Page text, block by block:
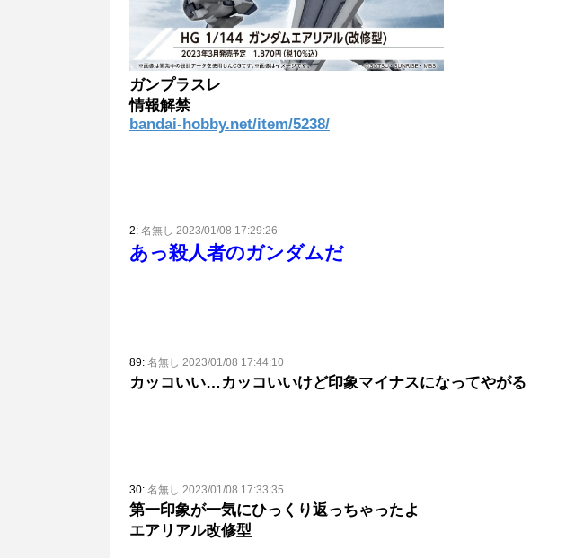
ガンプラスレ
情報解禁
bandai-hobby.net/item/5238/
2: 名無し 2023/01/08 17:29:26
あっ殺人者のガンダムだ
89: 名無し 2023/01/08 17:44:10
カッコいい…カッコいいけど印象マイナスになってやがる
30: 名無し 2023/01/08 17:33:35
第一印象が一気にひっくり返っちゃったよ
エアリアル改修型